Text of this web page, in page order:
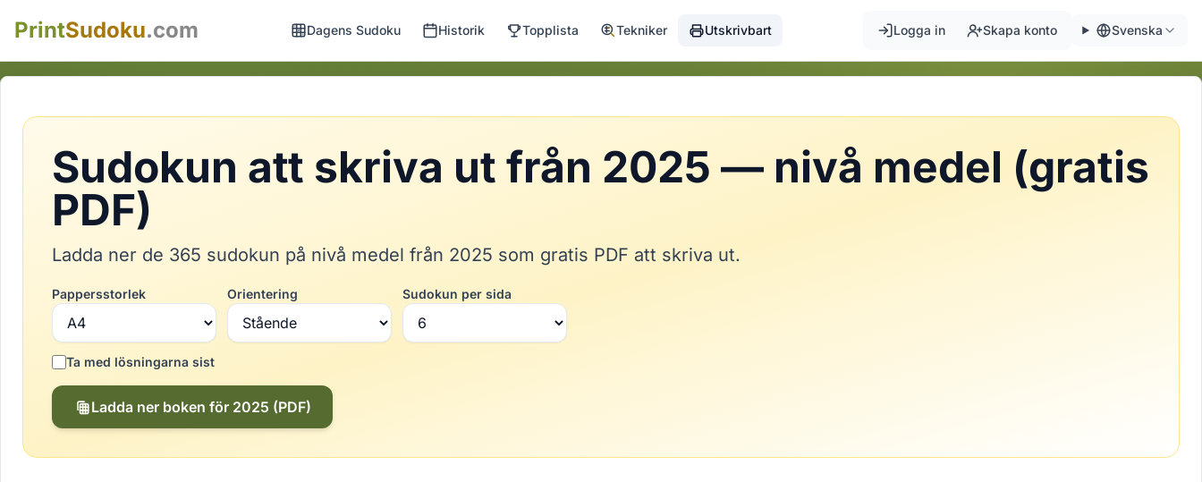
PrintSudoku.com Dagens Sudoku Historik Topplista Tekniker Utskrivbart Logga in Skapa konto Svenska
Sudokun att skriva ut från 2025 — nivå medel (gratis
PDF)
Ladda ner de 365 sudokun på nivå medel från 2025 som gratis PDF att skriva ut.
Pappersstorlek Orientering Sudokun per sida
Ta med lösningarna sist
Ladda ner boken för 2025 (PDF)